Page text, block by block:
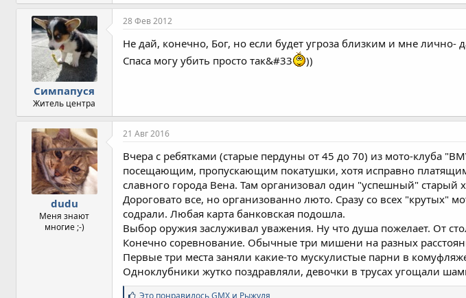
Симпапуся
Житель центра
28 Фев 2012
Не дай, конечно, Бог, но если будет угроза близким и мне лично-
Спаса могу убить просто так&#33
))
dudu
Меня знают
многие ;-)
21 Авг 2016
Вчера с ребятками (старые пердуны от 45 до 70) из мото-клуба
посещающим, пропускающим покатушки, хотя исправно
славного города Вена. Там организовал один "успешный" старый
Дороговато все, но организованно люто. Сразу со всех "крутых"
содрали. Любая карта банковская подошла.
Выбор оружия заслуживал уважения. Ну что душа пожелает. От
Конечно соревнование. Обычные три мишени на разных
Первые три места заняли какие-то мускулистые парни в
Одноклубники жутко поздравляли, девочки в трусах угощали
С
Это понравилосьGMX и Рыжуля